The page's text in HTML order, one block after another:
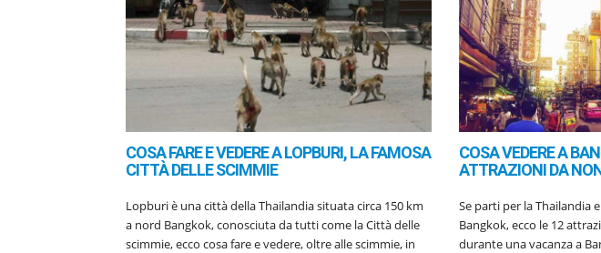
COSA FARE E VEDERE A LOPBURI, LA FAMOSA
CITTÀ DELLE SCIMMIE
Lopburi è una città della Thailandia situata circa 150 km
a nord Bangkok, conosciuta da tutti come la Città delle
scimmie, ecco cosa fare e vedere, oltre alle scimmie, in
COSA VEDERE A
ATTRAZIONI DA
Se parti per la Thailandia
Bangkok, ecco le 12
durante una vacanza a